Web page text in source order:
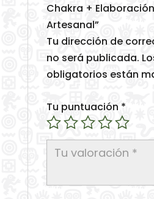
Chakra +
Artesanal”
Tu dirección de
no será publicada.
obligatorios están
Tu puntuación *